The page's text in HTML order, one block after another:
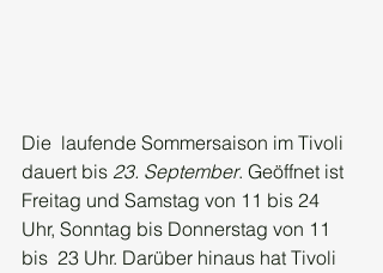
Die  laufende Sommersaison im Tivoli
dauert bis 23. September. Geöffnet ist
Freitag und Samstag von 11 bis 24
Uhr, Sonntag bis Donnerstag von 11
bis  23 Uhr. Darüber hinaus hat Tivoli